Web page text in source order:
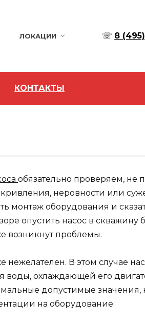
ЛОКАЦИИ ☏ 8
КОНТАКТЫ
обязательно проверяем, не
неровности или
монтаж оборудования и
опустить насос в скважину
возникнут проблемы.
нежелателен. В этом случае
воды, охлаждающей его
допустимые значения,
на оборудование.